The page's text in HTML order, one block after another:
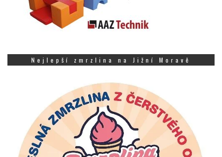
Nejlepší zmrzlina na Jižní Moravě